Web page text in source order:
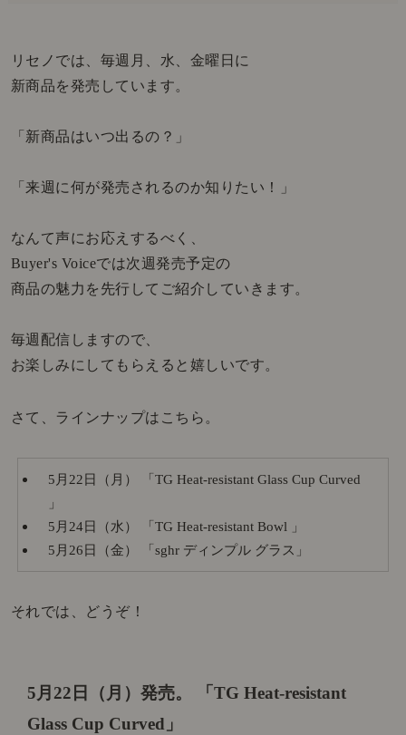
リセノでは、毎週月、水、金曜日に
新商品を発売しています。
「新商品はいつ出るの？」
「来週に何が発売されるのか知りたい！」
なんて声にお応えするべく、
Buyer's Voiceでは次週発売予定の
商品の魅力を先行してご紹介していきます。
毎週配信しますので、
お楽しみにしてもらえると嬉しいです。
さて、ラインナップはこちら。
5月22日（月） 「TG Heat-resistant Glass Cup Curved
」
5月24日（水） 「TG Heat-resistant Bowl 」
5月26日（金） 「sghr ディンプル グラス」
それでは、どうぞ！
5月22日（月）発売。
「TG Heat-resistant
Glass Cup Curved」